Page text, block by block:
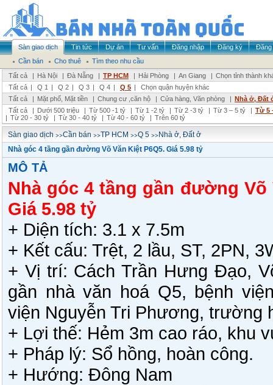
Sàn giao dịch Tin tức Dự án Tư vấn Đăng nhập Đăng ký
Đăng
Cần bán
Cho thuê
Tìm theo nhu cầu
Tất cả
| Hà Nội | Đà Nẵng | TP HCM | Hải Phòng | An Giang | Chọn tỉnh thành
Tất cả | Q 1 | Q 2 | Q 3 | Q 4 | Q 5 |
Chọn quận huyện khác
Tất cả
| Mặt phố, Mặt tiền | Chung cư ,căn hộ | Cửa hàng, Văn phòng | Nhà ở, Đất
Tất cả
| Dưới 500 triệu | Từ 500 -1 tỷ | Từ 1 -2 tỷ | Từ 2 -3 tỷ | Từ 3 – 5 tỷ | Từ 5
| Từ 20 - 30 tỷ | Từ 30 - 40 tỷ | Từ 40 - 60 tỷ | Trên 60 tỷ
Sàn giao dịch >>Cần bán >>TP HCM >>Q 5 >>Nhà ở, Đất ở
Nhà góc 4 tầng gần đường Võ Văn Kiệt P6Q5. Giá 5.98 tỷ
MÔ TẢ
Nhà góc 4 tầng gần đường Võ
Giá 5.98 tỷ
+ Diện tích: 3.1 x 7.5m
+ Kết cấu: Trệt, 2 lầu, ST, 2PN,
+ Vị trí: Cách Trần Hưng Đạo,
gần nhà văn hoá Q5, bệnh
viện Nguyễn Tri Phương, trường
+ Lợi thế: Hẻm 3m cao ráo, khu
+ Pháp lý: Sổ hồng, hoàn công.
+ Hướng: Đông Nam